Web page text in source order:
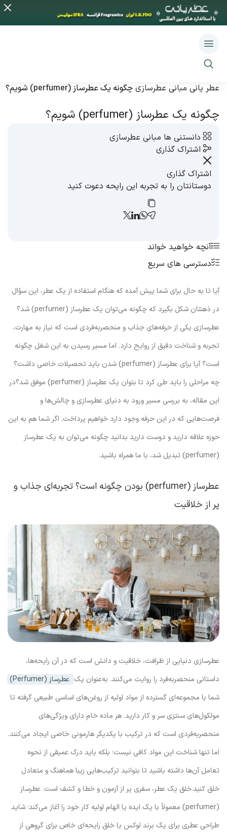
عطر یانی مبانی عطرسازی چگونه یک عطرساز (perfumer) شویم؟
چگونه یک عطرساز (perfumer) شویم؟
دانستنی ها مبانی عطرسازی
اشتراک گذاری
اشتراک گذاری
دوستانتان را به تجربه این رایحه دعوت کنید
آنچه خواهید خواند
دسترسی های سریع
آیا تا به حال برای شما پیش آمده که هنگام استفاده از یک عطر، این سؤال
در ذهنتان شکل بگیرد که چگونه می‌توان یک عطرساز (perfumer) شد؟
عطرسازی یکی از حرفه‌های جذاب و منحصربه‌فردی است که نیاز به مهارت،
تجربه و شناخت دقیق از روایح دارد. اما مسیر رسیدن به این شغل چگونه
است؟ آیا برای عطرساز (perfumer) شدن باید تحصیلات خاصی داشت؟
چه مراحلی را باید طی کرد تا بتوان یک عطرساز (perfumer) موفق شد؟در
این مقاله، به بررسی مسیر ورود به دنیای عطرسازی و چالش‌ها و
فرصت‌هایی که در این حرفه وجود دارد خواهیم پرداخت. اگر شما هم به این
حوزه علاقه دارید و دوست دارید بدانید چگونه می‌توان به یک عطرساز
(perfumer) تبدیل شد، با ما همراه باشید.
عطرساز (perfumer) بودن چگونه است؟ تجربه‌ای جذاب و
پر از خلاقیت
عطرسازی دنیایی از ظرافت، خلاقیت و دانش است که در آن رایحه‌ها،
داستانی منحصر‌به‌فرد را روایت می‌کنند. به‌عنوان یک عطرساز (Perfumer)
شما با مجموعه‌ای گسترده از مواد اولیه از روغن‌های اساسی طبیعی گرفته تا
مولکول‌های سنتزی سر و کار دارید. هر ماده خام دارای ویژگی‌های
منحصربه‌فردی است که در ترکیب با یکدیگر هارمونی خاصی ایجاد می‌کنند.
اما تنها شناخت این مواد کافی نیست؛ بلکه باید درک عمیقی از نحوه
تعامل آن‌ها داشته باشید تا بتوانید ترکیب‌هایی زیبا هماهنگ و متعادل
خلق کنید.خلق یک عطر، سفری پر از آزمون و خطا و کشف است. عطرساز
(perfumer) معمولاً با یک ایده یا الهام اولیه کار خود را آغاز می‌کند؛ شاید
طراحی عطری برای یک برند لوکس یا خلق رایحه‌ای خاص برای گروهی از